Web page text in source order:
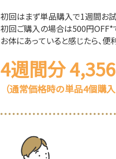
初回はまず単品購入で1週間お試
初回ご購入の場合は500円OFF*
お体にあっていると感じたら、
4週間分
（通常価格時の単品4個購